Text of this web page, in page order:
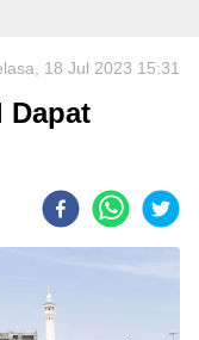
18 Jul 2023 15:31
Dapat